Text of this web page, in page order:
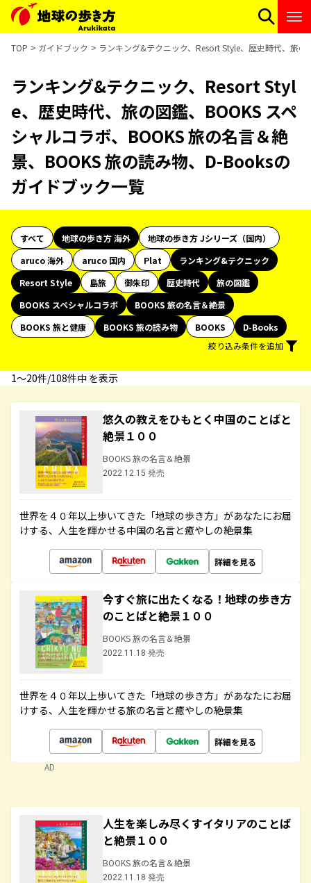
TOP ガイドブック ランキング&テクニック、Resort Style、歴史時代、旅
ランキング&テクニック、Resort Styl
e、歴史時代、旅の図鑑、BOOKS スペ
シャルコラボ、BOOKS 旅の名言＆絶
景、BOOKS 旅の読み物、D-Booksの
ガイドブック一覧
すべて 地球の歩き方 海外
地球の歩き方 Jシリーズ（国内）
aruco 海外
aruco 国内 Plat
ランキング&テクニック
Resort Style
島旅 御朱印 歴史時代
旅の図鑑
BOOKS スペシャルコラボ
BOOKS 旅の名言＆絶景
BOOKS 旅と健康
BOOKS 旅の読み物 BOOKS
D-Books
絞り込み条件を追加
1〜20件/108件中 を表示
悠久の教えをひもとく中国のことばと
絶景１００
BOOKS 旅の名言＆絶景
2022.12.15 発売
世界を４０年以上歩いてきた「地球の歩き方」があなたにお届
けする、人生を輝かせる中国の名言と癒やしの絶景集
詳細を見る
今すぐ旅に出たくなる！地球の歩き方
のことばと絶景１００
BOOKS 旅の名言＆絶景
2022.11.18 発売
世界を４０年以上歩いてきた「地球の歩き方」があなたにお届
けする、人生を輝かせる旅の名言と癒やしの絶景集
詳細を見る
AD
人生を楽しみ尽くすイタリアのことば
と絶景１００
BOOKS 旅の名言＆絶景
2022.11.18 発売